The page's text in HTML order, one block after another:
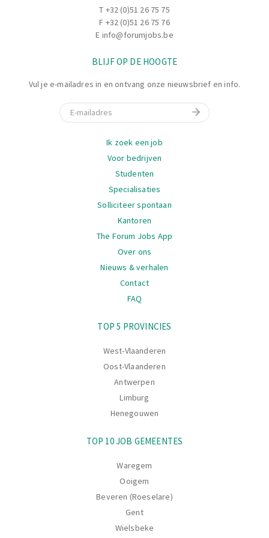
T +32 (0)51 26 75 75
F +32 (0)51 26 75 76
E info@forumjobs.be
BLIJF OP DE HOOGTE
Vul je e-mailadres in en ontvang onze nieuwsbrief en info.
E-mail
Ik zoek een job
Voor bedrijven
Studenten
Specialisaties
Solliciteer spontaan
Kantoren
The Forum Jobs App
Over ons
Nieuws & verhalen
Contact
FAQ
TOP 5 PROVINCIES
West-Vlaanderen
Oost-Vlaanderen
Antwerpen
Limburg
Henegouwen
TOP 10 JOB GEMEENTES
Waregem
Ooigem
Beveren (Roeselare)
Gent
Wielsbeke